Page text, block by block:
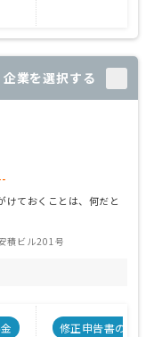
企業を選択する
けておくことは、何だと
積ビル201号
修正申告書の料金